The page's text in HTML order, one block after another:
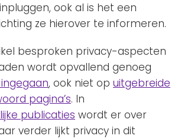
ook al is het een
ze hierover te informeren.
besproken privacy-aspecten
wordt opvallend genoeg
, ook niet op uitgebreide
pagina’s. In
publicaties wordt er over
verder lijkt privacy in dit